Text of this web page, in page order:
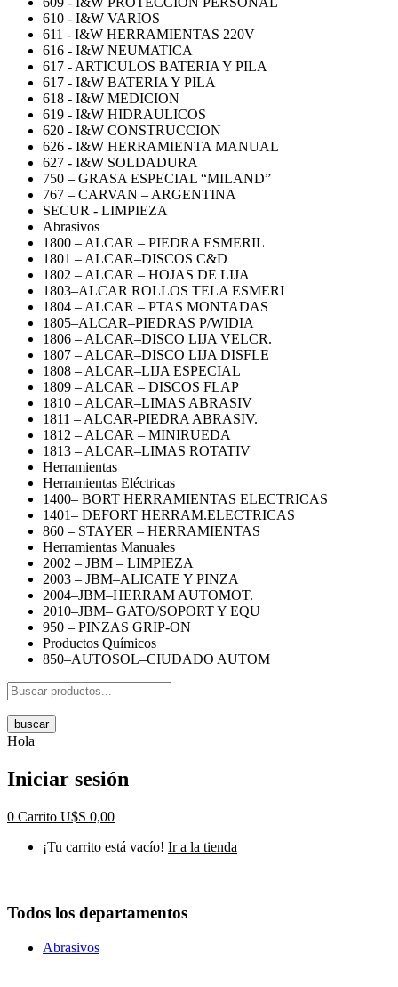
610 - I&W VARIOS
611 - I&W HERRAMIENTAS 220V
616 - I&W NEUMATICA
617 - ARTICULOS BATERIA Y PILA
617 - I&W BATERIA Y PILA
618 - I&W MEDICION
619 - I&W HIDRAULICOS
620 - I&W CONSTRUCCION
626 - I&W HERRAMIENTA MANUAL
627 - I&W SOLDADURA
750 – GRASA ESPECIAL “MILAND”
767 – CARVAN – ARGENTINA
SECUR - LIMPIEZA
Abrasivos
1800 – ALCAR – PIEDRA ESMERIL
1801 – ALCAR–DISCOS C&D
1802 – ALCAR – HOJAS DE LIJA
1803–ALCAR ROLLOS TELA ESMERI
1804 – ALCAR – PTAS MONTADAS
1805–ALCAR–PIEDRAS P/WIDIA
1806 – ALCAR–DISCO LIJA VELCR.
1807 – ALCAR–DISCO LIJA DISFLE
1808 – ALCAR–LIJA ESPECIAL
1809 – ALCAR – DISCOS FLAP
1810 – ALCAR–LIMAS ABRASIV
1811 – ALCAR-PIEDRA ABRASIV.
1812 – ALCAR – MINIRUEDA
1813 – ALCAR–LIMAS ROTATIV
Herramientas
Herramientas Eléctricas
1400– BORT HERRAMIENTAS ELECTRICAS
1401– DEFORT HERRAM.ELECTRICAS
860 – STAYER – HERRAMIENTAS
Herramientas Manuales
2002 – JBM – LIMPIEZA
2003 – JBM–ALICATE Y PINZA
2004–JBM–HERRAM AUTOMOT.
2010–JBM– GATO/SOPORT Y EQU
950 – PINZAS GRIP-ON
Productos Químicos
850–AUTOSOL–CIUDADO AUTOM
buscar
Hola
Iniciar sesión
0 Carrito U$S 0,00
¡Tu carrito está vacío! Ir a la tienda
Todos los departamentos
Abrasivos